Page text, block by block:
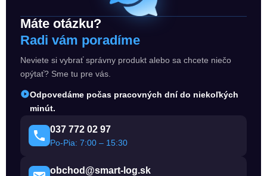
Máte otázku?
Radi vám poradíme
Neviete si vybrať správny produkt alebo sa chcete niečo
opýtať? Sme tu pre vás.
Odpovedáme počas pracovných dní do niekoľkých
minút.
037 772 02 97
Po-Pia: 7:00 – 15:30
obchod@smart-log.sk